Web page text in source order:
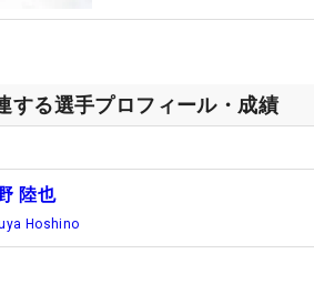
する選手プロフィール・成績
陸也
Hoshino